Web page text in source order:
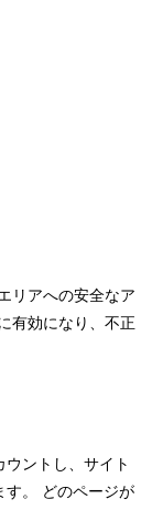
リアへの安全なア
有効になり、不正
ントし、サイト
す。 どのページが